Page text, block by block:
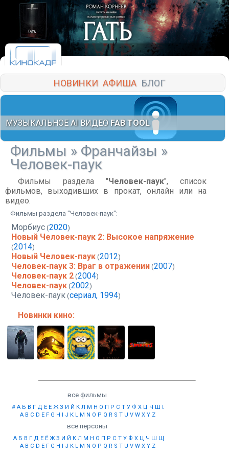
НОВИНКИ АФИША БЛОГ
МУЗЫКАЛЬНОЕ AI ВИДЕО FAB TOOL
Фильмы » Франчайзы »
Человек-паук
Фильмы раздела "Человек-паук", список
фильмов, выходивших в прокат, онлайн или на
видео.
Фильмы раздела "Человек-паук":
Морбиус (2020)
Новый Человек-паук 2: Высокое напряжение
(2014)
Новый Человек-паук (2012)
Человек-паук 3: Враг в отражении (2007)
Человек-паук 2 (2004)
Человек-паук (2002)
Человек-паук (сериал, 1994)
Новинки кино:
все фильмы
# А Б В Г Д Е Ё Ж З И Й К Л М Н О П Р С Т У Ф Х Ц Ч Ш Щ
A B C D E F G H J K L M N O P Q R S T U V W X Y Z
все персоны
А Б В Г Д Е Ё Ж З И Й К Л М Н О П Р С Т У Ф Х Ц Ч Ш Щ
A B C D E F G H J K L M N O P Q R S T U V W X Y Z